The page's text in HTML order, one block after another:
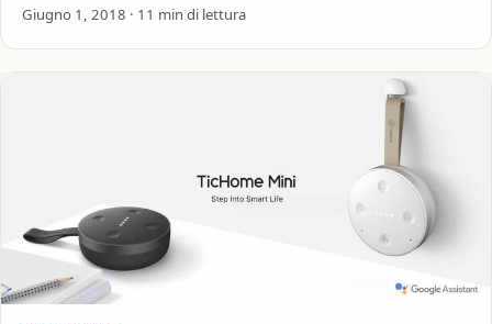
regola anche il nostro…
Giugno 1, 2018 · 11 min di lettura